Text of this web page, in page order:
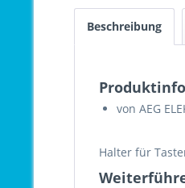
Beschreibung
von AEG
Halter für